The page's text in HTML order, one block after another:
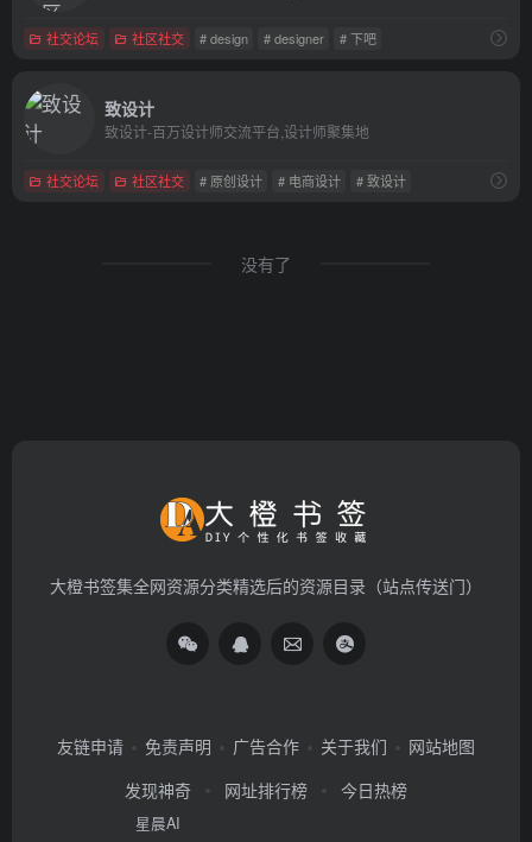
社交论坛 社区社交 # design # designer # 下吧
致设计
致设计-百万设计师交流平台,设计师聚集地
社交论坛 社区社交 # 原创设计 # 电商设计 # 致设计
没有了
大橙书签集全网资源分类精选后的资源目录（站点传送门）
友链申请 免责声明 广告合作 关于我们
网站地图
发现神奇
星晨AI
网址排行榜 今日热榜